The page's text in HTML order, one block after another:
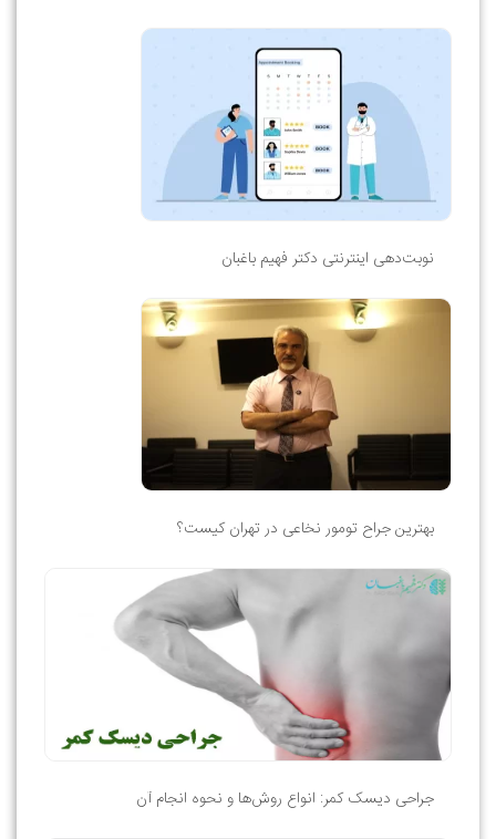
نوبت‌دهی اینترنتی دکتر فهیم باغبان
بهترین جراح تومور نخاعی در تهران کیست؟
جراحی دیسک کمر: انواع روش‌ها و نحوه انجام آن